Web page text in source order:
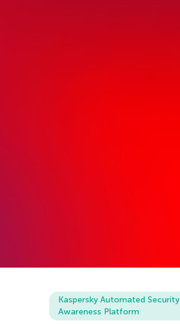
Kaspersky Automated Security
Awareness Platform